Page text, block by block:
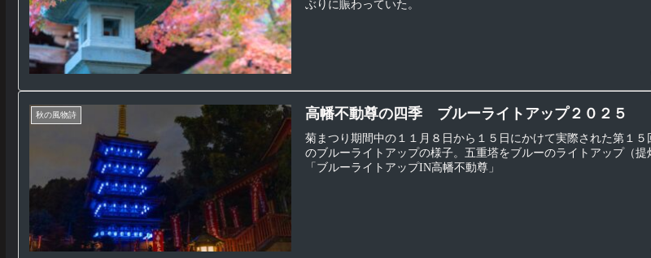
ぶりに賑わっていた。
秋の風物詩 高幡不動尊の四季 ブルーライトアップ２０２５
菊まつり期間中の１１月８日から１５日にかけて実際された第１５
のブルーライトアップの様子。五重塔をブルーのライトアップ（提
「ブルーライトアップIN高幡不動尊」